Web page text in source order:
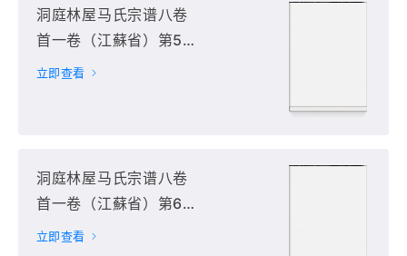
洞庭林屋马氏宗谱八卷
首一卷（江蘇省）第5
册
立即查看
洞庭林屋马氏宗谱八卷
首一卷（江蘇省）第6
册
立即查看